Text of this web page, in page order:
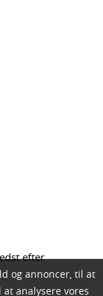
efter
og annoncer, til at
analysere vores